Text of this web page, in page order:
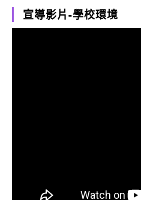
宣導影片-學校環境